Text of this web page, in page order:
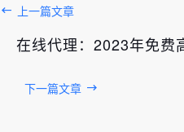
上一篇文章
在线代理：2023年免费
下一篇文章